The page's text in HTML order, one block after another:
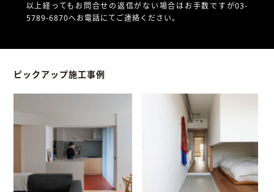
以上経ってもお問合せの返信がない場合はお手数ですが03-
5789-6870へお電話にてご連絡ください。
ピックアップ施工事例